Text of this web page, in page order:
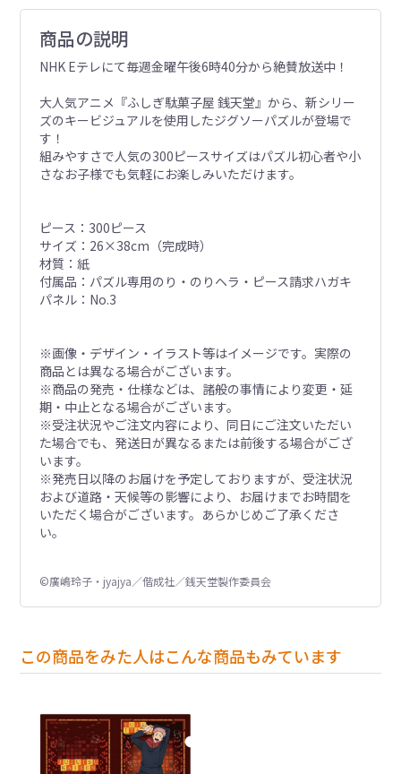
商品の説明
NHK Eテレにて毎週金曜午後6時40分から絶賛放送中！
大人気アニメ『ふしぎ駄菓子屋 銭天堂』から、新シリー
ズのキービジュアルを使用したジグソーパズルが登場で
す！
組みやすさで人気の300ピースサイズはパズル初心者や小
さなお子様でも気軽にお楽しみいただけます。
ピース：300ピース
サイズ：26×38cm（完成時）
材質：紙
付属品：パズル専用のり・のりヘラ・ピース請求ハガキ
パネル：No.3
※画像・デザイン・イラスト等はイメージです。実際の
商品とは異なる場合がございます。
※商品の発売・仕様などは、諸般の事情により変更・延
期・中止となる場合がございます。
※受注状況やご注文内容により、同日にご注文いただい
た場合でも、発送日が異なるまたは前後する場合がござ
います。
※発売日以降のお届けを予定しておりますが、受注状況
および道路・天候等の影響により、お届けまでお時間を
いただく場合がございます。あらかじめご了承くださ
い。
©廣嶋玲子・jyajya／偕成社／銭天堂製作委員会
この商品をみた人はこんな商品もみています